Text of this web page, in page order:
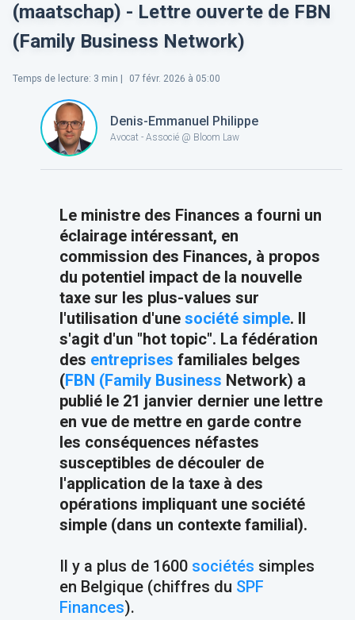
(maatschap) - Lettre ouverte de FBN
(Family Business Network)
Temps de lecture: 3 min | 07 févr. 2026 à 05:00
Denis-Emmanuel Philippe
Avocat - Associé @ Bloom Law
Le ministre des Finances a fourni un
éclairage intéressant, en
commission des Finances, à propos
du potentiel impact de la nouvelle
taxe sur les plus-values sur
l'utilisation d'une société simple. ​Il
s'agit d'un "hot topic". La fédération
des entreprises familiales belges
(FBN (Family Business Network) a
publié le 21 janvier dernier une lettre
en vue de mettre en garde contre
les conséquences néfastes
susceptibles de découler de
l'application de la taxe à des
opérations impliquant une société
simple (dans un contexte familial).
Il y a plus de 1600 sociétés simples
en Belgique (chiffres du SPF
Finances).